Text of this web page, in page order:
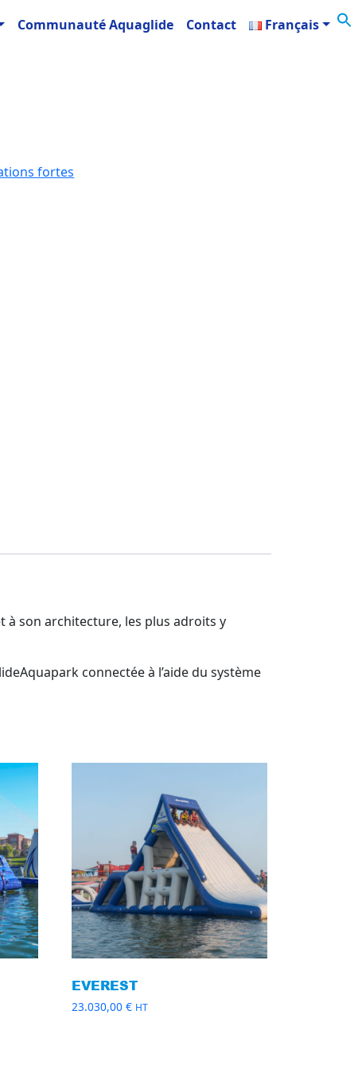
Communauté Aquaglide Contact Français
fortes
à son architecture, les plus adroits y
connectée à l’aide du système
EVEREST
23.030,00€ HT